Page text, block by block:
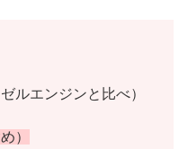
ルエンジンと比べ）
）